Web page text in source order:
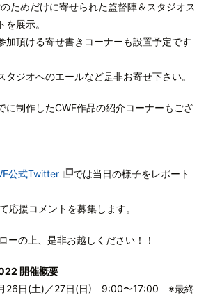
ためだけに寄せられた監督陣＆スタジオス
を展示。
加頂ける寄せ書きコーナーも設置予定です
タジオへのエールなど是非お寄せ下さい。
に制作したCWF作品の紹介コーナーもござ
公式Twitter
では当日の様子をレポート
応援コメントを募集します。
ーの上、是非お越しください！！
開催概要
月26日(土)／27日(日) 9:00〜17:00 ※最終